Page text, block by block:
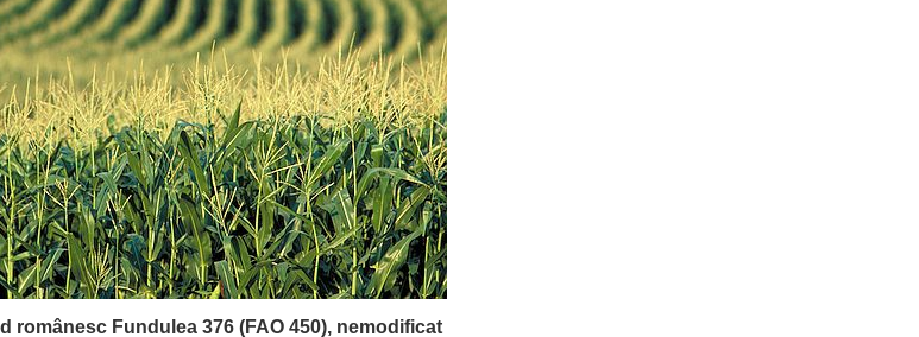
românesc Fundulea 376 (FAO 450), nemodificat